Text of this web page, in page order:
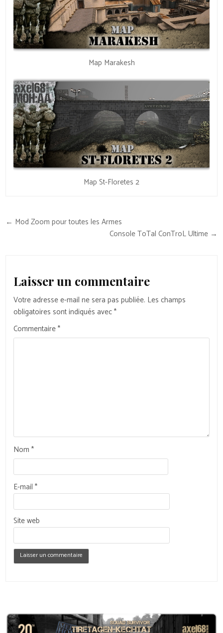
Map Marakesh
Map St-Floretes 2
Navigation
← Mod Zoom pour toutes les Armes
Console ToTal ConTroL Ultime →
Laisser un commentaire
Votre adresse e-mail ne sera pas publiée. Les champs
obligatoires sont indiqués avec*
Commentaire*
Nom*
E-mail*
Site web